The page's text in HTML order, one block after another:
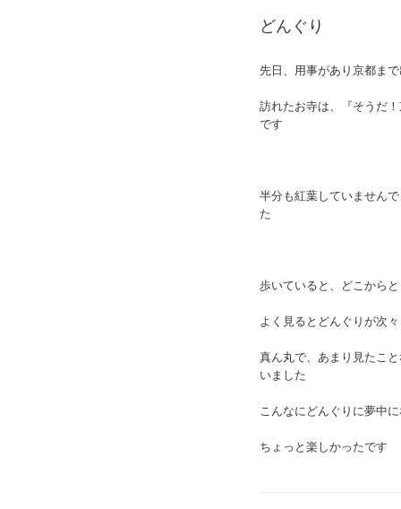
どんぐり
先日、用事があり京都ま
訪れたお寺は、『そうだ
です
半分も紅葉していません
た
歩いていると、どこから
よく見るとどんぐりが次
真ん丸で、あまり見たこ
いました
こんなにどんぐりに夢中
ちょっと楽しかったです